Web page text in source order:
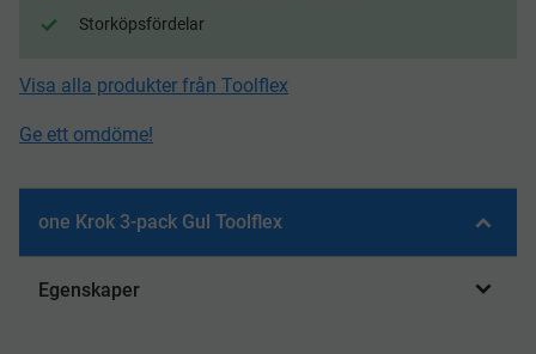
Storköpsfördelar
Visa alla produkter från Toolflex
Ge ett omdöme!
one Krok 3-pack Gul Toolflex
Egenskaper